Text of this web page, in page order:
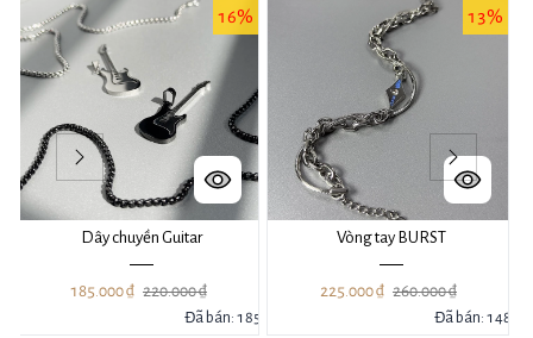
16%
Dây chuyền Guitar
185.000 ₫ 220.000 ₫
Đã bán: 185
13%
Vòng tay BURST
225.000 ₫ 260.000 ₫
Đã bán: 148